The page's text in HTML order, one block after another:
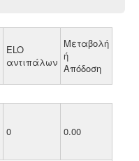
ELO
αντιπάλων
Μεταβολή
ή
Απόδοση
0 0.00